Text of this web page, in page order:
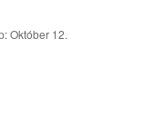
Október 12.